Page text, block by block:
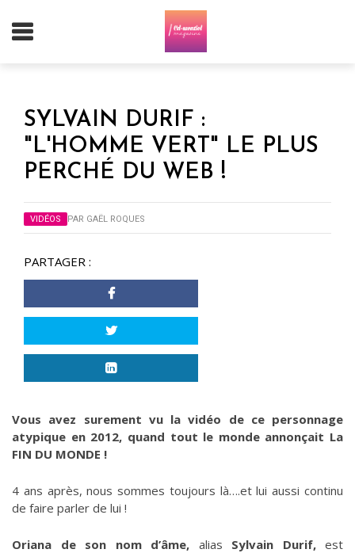
SYLVAIN DURIF :
"L'HOMME VERT" LE PLUS
PERCHÉ DU WEB !
VIDÉOS PAR GAËL ROQUES
PARTAGER :
Vous avez surement vu la vidéo de ce personnage
atypique en 2012, quand tout le monde annonçait La
FIN DU MONDE !
4 ans après, nous sommes toujours là….et lui aussi continu
de faire parler de lui !
Oriana de son nom d’âme, alias Sylvain Durif, est